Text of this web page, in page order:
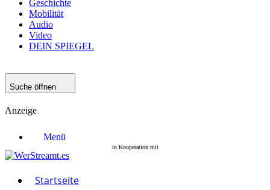
Geschichte
Mobilität
Audio
Video
DEIN SPIEGEL
Suche öffnen
Anzeige
Menü
Startseite
Serien
Startseite